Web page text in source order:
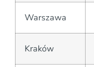
Warszawa
Kraków